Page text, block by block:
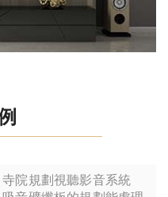
寺院規劃視聽影音系統